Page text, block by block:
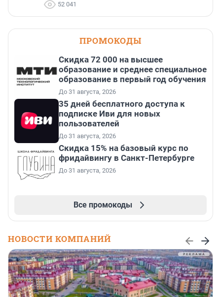
52 041
ПРОМОКОДЫ
Скидка 72 000 на высшее
образование и среднее специальное
образование в первый год обучения
До 31 августа, 2026
35 дней бесплатного доступа к
подписке Иви для новых
пользователей
До 31 августа, 2026
Скидка 15% на базовый курс по
фридайвингу в Санкт-Петербурге
До 31 августа, 2026
Все промокоды
НОВОСТИ КОМПАНИЙ